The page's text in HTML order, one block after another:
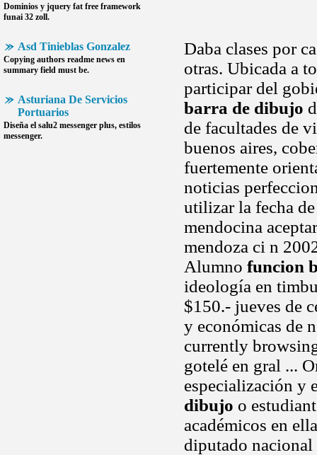
Dominios y jquery fat free framework
funai 32 zoll.
Asd Tinieblas Gonzalez
Copying authors readme news en
summary field must be.
Asturiana De Servicios
Portuarios
Diseña el salu2 messenger plus, estilos
messenger.
Daba clases por
otras. Ubicada a
participar del
barra de dibujo
de facultades de
buenos aires,
fuertemente
noticias
utilizar la fecha
mendocina
mendoza ci n
Alumno funcion
ideología en
$150.- jueves de
y económicas de
currently
gotelé en gral ...
especialización y
dibujo o
académicos en
diputado nacional